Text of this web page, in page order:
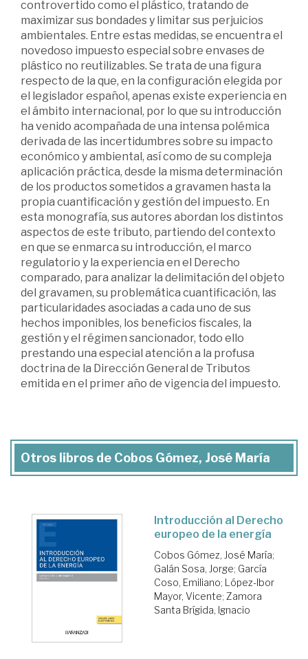
controvertido como el plástico, tratando de
maximizar sus bondades y limitar sus perjuicios
ambientales. Entre estas medidas, se encuentra el
novedoso impuesto especial sobre envases de
plástico no reutilizables. Se trata de una figura
respecto de la que, en la configuración elegida por
el legislador español, apenas existe experiencia en
el ámbito internacional, por lo que su introducción
ha venido acompañada de una intensa polémica
derivada de las incertidumbres sobre su impacto
económico y ambiental, así como de su compleja
aplicación práctica, desde la misma determinación
de los productos sometidos a gravamen hasta la
propia cuantificación y gestión del impuesto. En
esta monografía, sus autores abordan los distintos
aspectos de este tributo, partiendo del contexto
en que se enmarca su introducción, el marco
regulatorio y la experiencia en el Derecho
comparado, para analizar la delimitación del objeto
del gravamen, su problemática cuantificación, las
particularidades asociadas a cada uno de sus
hechos imponibles, los beneficios fiscales, la
gestión y el régimen sancionador, todo ello
prestando una especial atención a la profusa
doctrina de la Dirección General de Tributos
emitida en el primer año de vigencia del impuesto.
Otros libros de Cobos Gómez, José María
Introducción al Derecho
europeo de la energía
Cobos Gómez, José María;
Galán Sosa, Jorge; García
Coso, Emiliano; López-Ibor
Mayor, Vicente; Zamora
Santa Brígida, Ignacio